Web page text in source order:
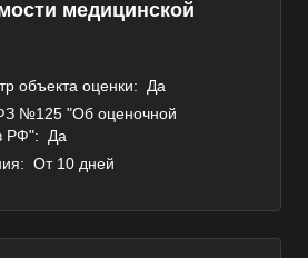
медицинской
объекта оценки:
Да
№125 "Об оценочной
РФ":
Да
От 10 дней